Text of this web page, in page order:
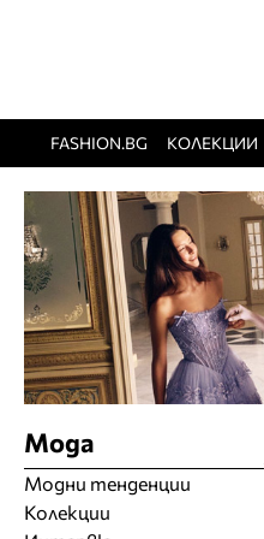
FASHION.BG КОЛЕКЦИИ
Мода
Модни тенденции
Колекции